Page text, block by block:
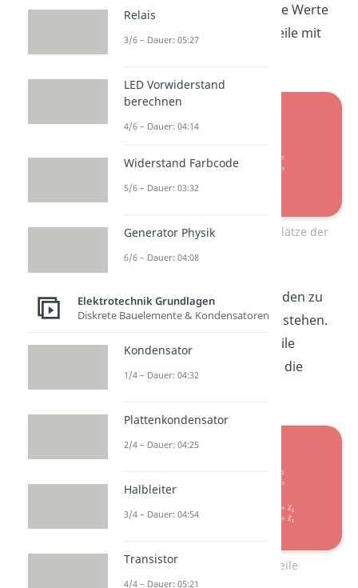
Dafür multiplizieren wir alle Werte
der zweiten und dritten Zeile mit
Eliminierung der unteren Plätze der
Jetzt haben wir auf den beiden zu
eliminierenden Stellen
stehen.
Wenn wir jetzt die erste Zeile
addieren, kommen wir auf die
Addition der ersten Zeile
Relais
3/6 – Dauer: 05:27
LED Vorwiderstand
berechnen
4/6 – Dauer: 04:14
Widerstand Farbcode
5/6 – Dauer: 03:32
Generator Physik
6/6 – Dauer: 04:08
Elektrotechnik Grundlagen
Diskrete Bauelemente & Kondensatoren
Kondensator
1/4 – Dauer: 04:32
Plattenkondensator
2/4 – Dauer: 04:25
Halbleiter
3/4 – Dauer: 04:54
Transistor
4/4 – Dauer: 05:21